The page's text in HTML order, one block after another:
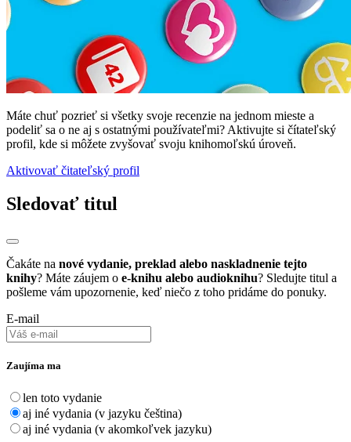
Máte chuť pozrieť si všetky svoje recenzie na jednom mieste a
podeliť sa o ne aj s ostatnými používateľmi? Aktivujte si čítateľský
profil, kde si môžete zvyšovať svoju knihomoľskú úroveň.
Aktivovať čitateľský profil
Sledovať titul
Čakáte na nové vydanie, preklad alebo naskladnenie tejto
knihy? Máte záujem o e-knihu alebo audioknihu? Sledujte titul a
pošleme vám upozornenie, keď niečo z toho pridáme do ponuky.
E-mail
Zaujíma ma
len toto vydanie
aj iné vydania (v jazyku čeština)
aj iné vydania (v akomkoľvek jazyku)